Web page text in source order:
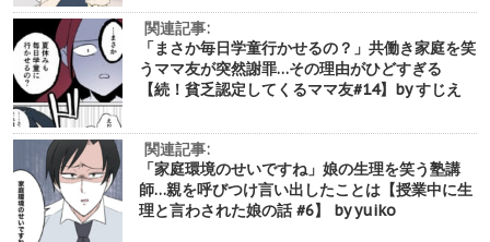
関連記事:
「まさか毎日学童行かせるの？」共働き家庭を笑
うママ友が突然謝罪…その理由がひどすぎる
【続！貧乏認定してくるママ友#14】by すじえ
関連記事:
「家庭環境のせいですね」娘の生理を笑う塾講
師…親を呼びつけ言い出したことは【授業中に生
理と言わされた娘の話 #6】 by yuiko